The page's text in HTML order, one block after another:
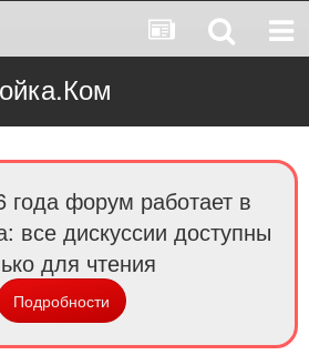
форум работает в
все дискуссии доступны
для чтения
Подробности